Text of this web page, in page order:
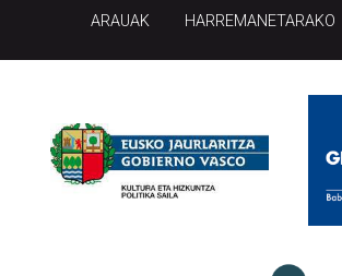
ARAUAK HARREMANETARAKO